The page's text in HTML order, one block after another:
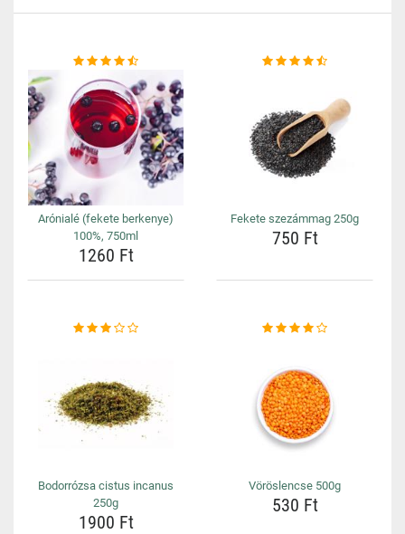
Arónialé (fekete berkenye)
100%, 750ml
1260 Ft
Fekete szezámmag 250g
750 Ft
Bodorrózsa cistus incanus
250g
1900 Ft
Vöröslencse 500g
530 Ft